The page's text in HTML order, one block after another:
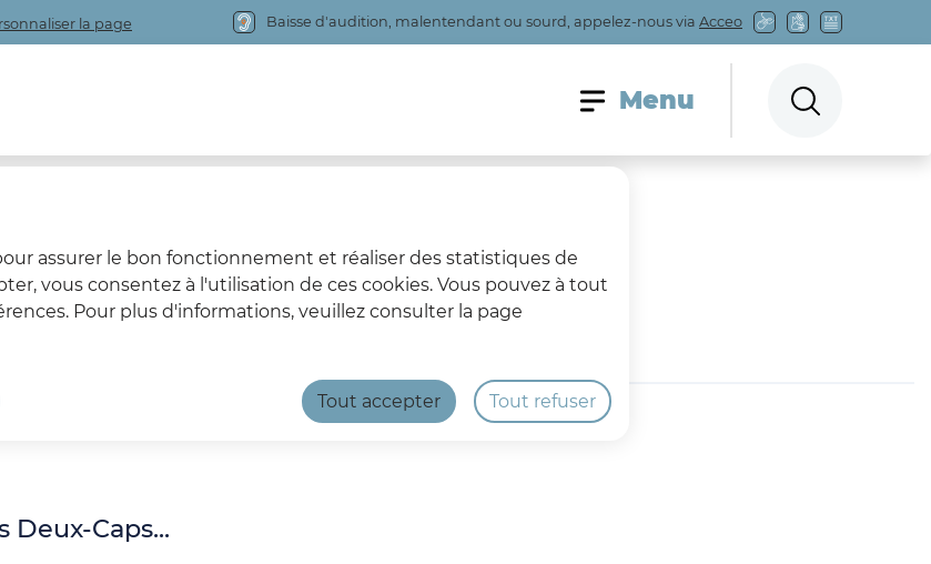
assurer le bon fonctionnement et réaliser des statistiques de
vous consentez à l'utilisation de ces cookies. Vous pouvez à tout
Pour plus d'informations, veuillez consulter la page
Tout accepter Tout refuser
Baisse d'audition, malentendant ou sourd, appelez-nous via Acceo
la page
Menu Rechercher
Deux-Caps...